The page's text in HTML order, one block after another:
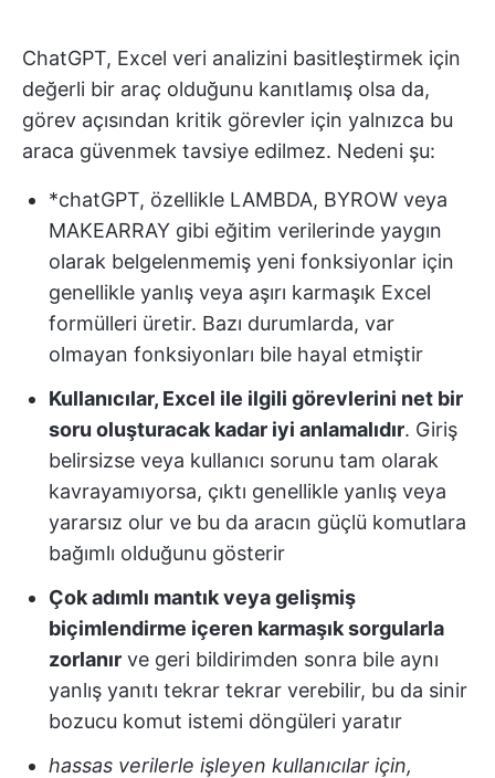
ChatGPT, Excel veri analizini basitleştirmek için
değerli bir araç olduğunu kanıtlamış olsa da,
görev açısından kritik görevler için yalnızca bu
araca güvenmek tavsiye edilmez. Nedeni şu:
*chatGPT, özellikle LAMBDA, BYROW veya
MAKEARRAY gibi eğitim verilerinde yaygın
olarak belgelenmemiş yeni fonksiyonlar için
genellikle yanlış veya aşırı karmaşık Excel
formülleri üretir. Bazı durumlarda, var
olmayan fonksiyonları bile hayal etmiştir
Kullanıcılar, Excel ile ilgili görevlerini net bir
soru oluşturacak kadar iyi anlamalıdır. Giriş
belirsizse veya kullanıcı sorunu tam olarak
kavrayamıyorsa, çıktı genellikle yanlış veya
yararsız olur ve bu da aracın güçlü komutlara
bağımlı olduğunu gösterir
Çok adımlı mantık veya gelişmiş
biçimlendirme içeren karmaşık sorgularla
zorlanır ve geri bildirimden sonra bile aynı
yanlış yanıtı tekrar tekrar verebilir, bu da sinir
bozucu komut istemi döngüleri yaratır
hassas verilerle işleyen kullanıcılar için,